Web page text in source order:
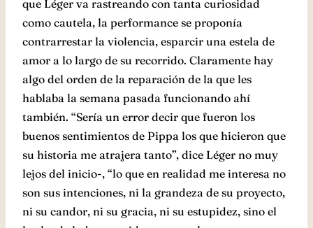
que Léger va rastreando con tanta curiosidad
como cautela, la performance se proponía
contrarrestar la violencia, esparcir una estela de
amor a lo largo de su recorrido. Claramente hay
algo del orden de la reparación de la que les
hablaba la semana pasada funcionando ahí
también. “Sería un error decir que fueron los
buenos sentimientos de Pippa los que hicieron que
su historia me atrajera tanto”, dice Léger no muy
lejos del inicio-, “lo que en realidad me interesa no
son sus intenciones, ni la grandeza de su proyecto,
ni su candor, ni su gracia, ni su estupidez, sino el